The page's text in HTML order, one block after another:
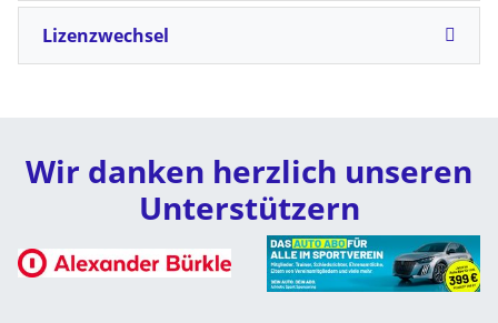
Lizenzwechsel
Wir danken herzlich unseren
Unterstützern